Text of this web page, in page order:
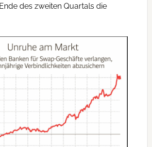
des zweiten Quartals die